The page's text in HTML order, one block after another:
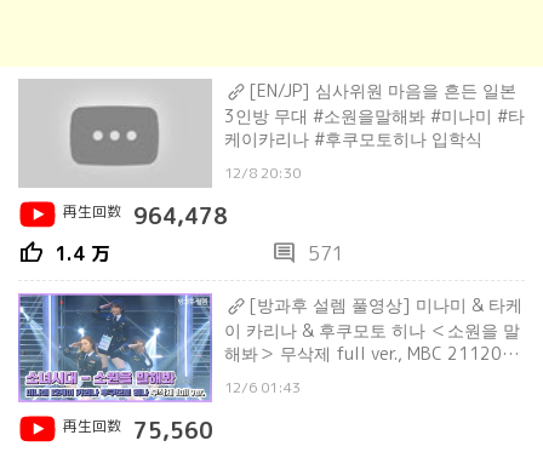
[EN/JP] 심사위원 마음을 흔든 일본
3인방 무대 #소원을말해봐 #미나미 #타
케이카리나 #후쿠모토히나 입학식
12/8 20:30
再生回数
964,478
thumb_up 1.4 万 comment 571
[방과후 설렘 풀영상] 미나미 & 타케
이 카리나 & 후쿠모토 히나 ＜소원을 말
해봐＞ 무삭제 full ver., MBC 211205
12/6 01:43
再生回数
75,560